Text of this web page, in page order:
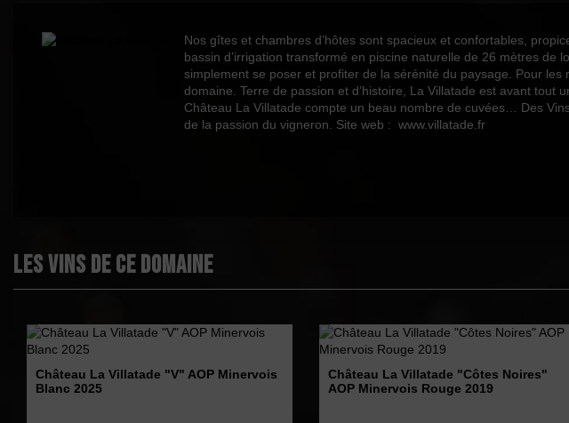
Nos gîtes et chambres d’hôtes sont spacieux et confortables,
bassin d’irrigation transformé en piscine naturelle de 26 mètres
simplement se poser et profiter de la sérénité du paysage. Pour
domaine. Terre de passion et d’histoire, La Villatade est avant
Château La Villatade compte un beau nombre de cuvées… Des
de la passion du vigneron. Site web : www.villatade.fr
Les vins de ce domaine
Château La Villatade "V" AOP Minervois
Blanc 2025
Château La Villatade "Côtes Noires"
AOP Minervois Rouge 2019